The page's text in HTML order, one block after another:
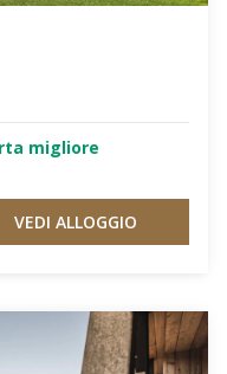
migliore
VEDI ALLOGGIO